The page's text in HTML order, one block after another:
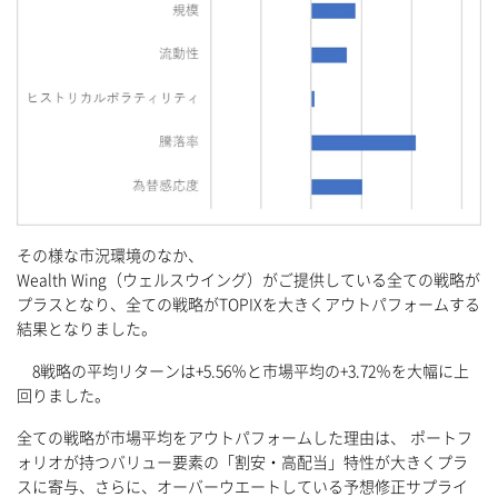
その様な市況環境のなか、
Wealth Wing（ウェルスウイング）がご提供している全ての戦略が
プラスとなり、全ての戦略がTOPIXを大きくアウトパフォームする
結果となりました。
8戦略の平均リターンは+5.56％と市場平均の+3.72％を大幅に上
回りました。
全ての戦略が市場平均をアウトパフォームした理由は、 ポートフ
ォリオが持つバリュー要素の「割安・高配当」特性が大きくプラ
スに寄与、さらに、オーバーウエートしている予想修正サプライ